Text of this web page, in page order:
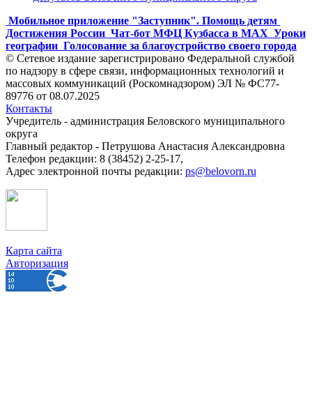
Мобильное приложение "Заступник". Помощь детям
Достижения России Чат-бот МФЦ Кузбасса в MAX Уроки
географии Голосование за благоустройство своего города
© Сетевое издание зарегистрировано Федеральной службой
по надзору в сфере связи, информационных технологий и
массовых коммуникаций (Роскомнадзором) ЭЛ № ФС77-
89776 от 08.07.2025
Контакты
Учредитель - администрация Беловского муниципального
округа
Главный редактор - Петрушова Анастасия Александровна
Телефон редакции: 8 (38452) 2-25-17,
Адрес электронной почты редакции: ps@belovorn.ru
Карта сайта
Авторизация